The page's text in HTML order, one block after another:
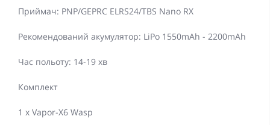
Приймач: PNP/GEPRC ELRS24/TBS Nano RX
Рекомендований акумулятор: LiPo 1550mAh - 2200mAh
Час польоту: 14-19 хв
Комплект
1 x Vapor-X6 Wasp